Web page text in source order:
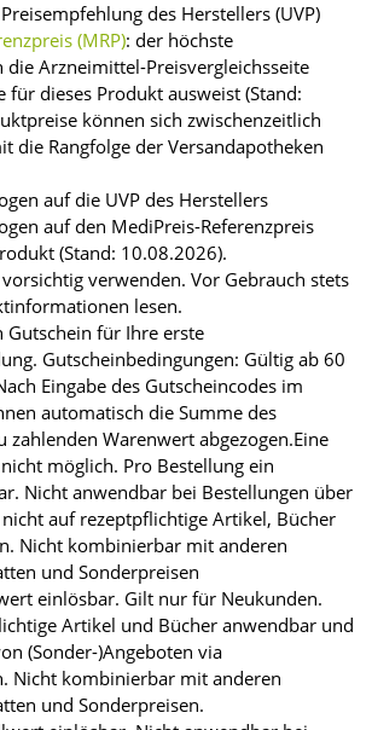
des Herstellers (UVP)
(MRP): der höchste
die Arzneimittel-Preisvergleichsseite
dieses Produkt ausweist (Stand:
können sich zwischenzeitlich
die Rangfolge der Versandapotheken
auf die UVP des Herstellers
auf den MediPreis-Referenzpreis
(Stand: 10.08.2026).
verwenden. Vor Gebrauch stets
lesen.
Gutschein für Ihre erste
Gutscheinbedingungen: Gültig ab 60
Eingabe des Gutscheincodes im
automatisch die Summe des
zahlenden Warenwert abgezogen.Eine
möglich. Pro Bestellung ein
Nicht anwendbar bei Bestellungen über
auf rezeptpflichtige Artikel, Bücher
Nicht kombinierbar mit anderen
und Sonderpreisen
einlösbar. Gilt nur für Neukunden.
Artikel und Bücher anwendbar und
(Sonder-)Angeboten via
Nicht kombinierbar mit anderen
und Sonderpreisen.